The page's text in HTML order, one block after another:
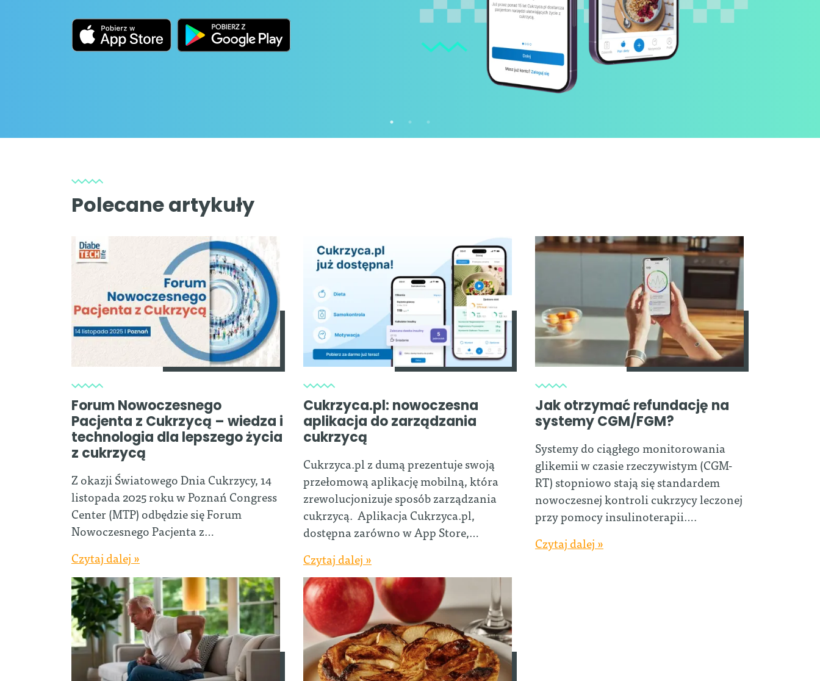
Polecane artykuły
Forum Nowoczesnego
Pacjenta z Cukrzycą – wiedza i
technologia dla lepszego życia
z cukrzycą
Z okazji Światowego Dnia Cukrzycy, 14
listopada 2025 roku w Poznań Congress
Center (MTP) odbędzie się Forum
Nowoczesnego Pacjenta z…
Czytaj dalej »
Cukrzyca.pl: nowoczesna
aplikacja do zarządzania
cukrzycą
Cukrzyca.pl z dumą prezentuje swoją
przełomową aplikację mobilną, która
zrewolucjonizuje sposób zarządzania
cukrzycą. Aplikacja Cukrzyca.pl,
dostępna zarówno w App Store,…
Czytaj dalej »
Jak otrzymać refundację na
systemy CGM/FGM?
Systemy do ciągłego monitorowania
glikemii w czasie rzeczywistym (CGM-
RT) stopniowo stają się standardem
nowoczesnej kontroli cukrzycy leczonej
przy pomocy insulinoterapii….
Czytaj dalej »